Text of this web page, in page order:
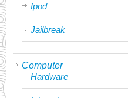
Ipod
Jailbreak
Computer
Hardware